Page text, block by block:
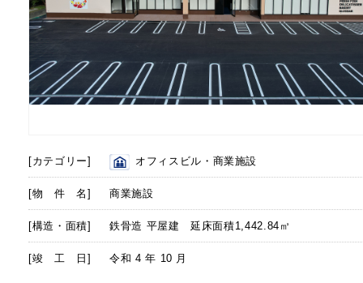
[カテゴリー] オフィスビル・商業施設
[物 件 名] 商業施設
[構造・面積] 鉄骨造 平屋建 延床面積1,442.84㎥
[竣 工 日] 令和 4 年 10 月